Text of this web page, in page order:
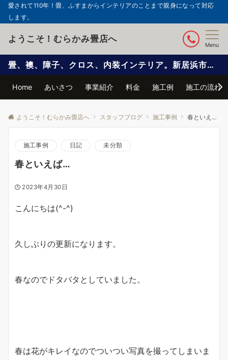
愛されて110年！畳、ふすまからインテリアのことまで親身になって対応
します。
ようこそ！むらかみ畳店へ
Menu
畳、襖、障子、クロス、内装インテリア。新居浜市で信頼と実績の自社施工
Home あいさつ 事業紹介 料金 施工例 施工の流れ
ようこそ！むらかみ畳店へ スタッフブログ 施工事例 春といえば…
施工事例 日記 未分類
春といえば…
2023年4月30日
こんにちは(^-^)
久しぶりの更新になります。
春なのでドタバタとしていました。
春は花がキレイなのでついつい写真を撮ってしまいま